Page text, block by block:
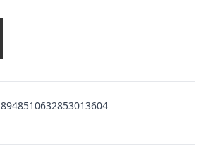
8948510632853013604